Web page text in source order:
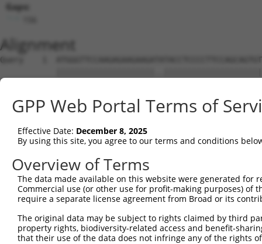
Gaps:
Alignment
Query    1  ATGGGTTCCAAGAGAAGAAGATATACCTCCCCTTCCAGCAGTGTCAGCGGGGACTTTGATGATGGGCACCATTC  74
            |||||||||||||||||||||..|||||||||||||||||||||||||||||||||||||||||||||||||||
Sbjct    1  ATGGGTTCCAAGAGAAGAAGAGCTACCTCCCCTTCCAGCAGTGTCAGCGGGGACTTTGATGATGGGCACCATTC  74

Query   75  TGTGTCAACACCAGGCCCAAGCAGGAAAAGGAGGAGACTTTCCAATCTTCCAACTGTAGATCCTATTGCCGTGT  148
            ||||||||||||||||||||||||||||||||||||||||||||||||||||||||||||||||||||||||||
Sbjct   75  TGTGTCAACACCAGGCCCAAGCAGGAAAAGGAGGAGACTTTCCAATCTTCCAACTGTAGATCCTATTGCCGTGT  148

Query  149  GCCATGAACTCTATAATACCATCCGAGACTATAAGGATGAACAGGGCAGACTTCTCTGTGAGCTCTTCATTAGG  222
            ||||||||||||||||||||||||||||||||||||||||||||||||||||||||||||||||||||||||||
Sbjct  149  GCCATGAACTCTATAATACCATCCGAGACTATAAGGATGAACAGGGCAGACTTCTCTGTGAGCTCTTCATTAGG  222

Query  223  GCACCAAAGCGAAGAAATCAACCAGACTATTATGAAGTGGTTTCTCAGCCCATTGACTTGATGAAAATCCAACA  296
            ||||||||||||||||||||||||||||||||||||||||||||||||||||||||||||||||||||||||||
Sbjct  223  GCACCAAAGCGAAGAAATCAACCAGACTATTATGAAGTGGTTTCTCAGCCCATTGACTTGATGAAAATCCAACA  296

Query  297  GAAACTAAAAATGGAAGAGTATGATGATGTTAATTTGCTGACTGCTGACTTCCAGCTTCTTTTTAACAATGCAA  370
            ||||||||||||||||||||||||||||||||||||||||||||||||||||||||||||||||||||||||||
Sbjct  297  GAAACTAAAAATGGAAGAGTATGATGATGTTAATTTGCTGACTGCTGACTTCCAGCTTCTTTTTAACAATGCAA  370

Query  371  AGTCCTATTATAAGCCAGATTCTCCTGAATATAAAGCCGCTTGCAAACTCTGGGATTTGTACCTTCGAACAAGA  444
            ||||||||||||||||||||||||||||||||||||||||||||||||||||||||||||||||||||||||||
Sbjct  371  AGTCCTATTATAAGCCAGATTCTCCTGAATATAAAGCCGCTTGCAAACTCTGGGATTTGTACCTTCGAACAAGA  444

Query  445  AATGAGTTTGTTCAGAAAGGAGAAGCAGATGACGAAGATGATGATGAAGATGGGCAAGACAATCAGGGCACAGT  518
            ||||||||||||||||||||||||||||||||||||||||||||||||||||||||||||||||||||||||||
Sbjct  445  AATGAGTTTGTTCAGAAAGGAGAAGCAGATGACGAAGATGATGATGAAGATGGGCAAGACAATCAGGGCACAGT  518

Query  519  GACTGAAGGATCTTCTCCAGCTTACTTGAAGGAGATCCTGGAGCAGCTTCTTGAAGCCATAGTTGTAGCTACAA  592
            ||||||||||||||||||||||||||||||||||||||||||||||||||||||||||||||||||||||||||
Sbjct  519  GACTGAAGGATCTTCTCCAGCTTACTTGAAGGAGATCCTGGAGCAGCTTCTTGAAGCCATAGTTGTAGCTACAA  592

Query  593  ATCCATCAGGACGTCTCATTAGCGAACTTTTTCAGAAACTGCCTTCTAAAGTGCAATATCCAGATTATTATGCA  666
            ||||||||||||||||||||||||||||||||||||||||||||||||||||||||||||||||||||||||||
Sbjct  593  ATCCATCAGGACGTCTCATTAGCGAACTTTTTCAGAAACTGCCTTCTAAAGTGCAATATCCAGATTATTATGCA  666

Query  667  ATAATTAAGGAGCCTATAGATCTCAAGACCATTGCCCAGAGGATACAGAATGGAAGCTACAAAAGTATTCATGC  740
            ||||||||||||||||||||||||||||||||||||||||||||||||||||||||||||||||||||||||||
Sbjct  667  ATAATTAAGGAGCCTATAGATCTCAAGACCATTGCCCAGAGGATACAGAATGGAAGCTACAAAAGTATTCATGC  740

Query  741  AATGGCCAAAGATATAGATCTCCTCGCAAAAAATGCCAAAACTTATAATGAGCCTGGCTCTCAAGTATTCAAGG  814
            ||||||||||||||||||||||||||||||||||||||||||||||||||||||||||||||||||||||||||
Sbjct  741  AATGGCCAAAGATATAGATCTCCTCGCAAAAAATGCCAAAACTTATAATGAGCCTGGCTCTCAAGTATTCAAGG  814

Query  815  ATGCAAATTCAATTAAAAAAATATTTTATATGAAAAAGGCTGAAATTGAACATCATGAAATGGCTAAGTCAAGT  888
            ||||||||||||||||||||||||||||||||||||||||||||||||||||||||||||||||||||||||||
Sbjct  815  ATGCAAATTCAATTAAAAAAATATTTTATATGAAAAAGGCTGAAATTGAACATCATGAAATGGCTAAGTCAAGT  888

Query  889  CTTCGAATGAGGACTCCATCCAACTTGGCTGCAGCCAGACTGACAGGTCCTTCACACAGTAAAGGCAGCCTTGG  962
            ||||||||||||||||||||||||||||||||||||||||||||||||||||||||||||||||||||||||||
Sbjct  889  CTTCGAATGAGGACTCCATCCAACTTGGCTGCAGCCAGACTGACAGGTCCTTCACACAGTAAAGGCAGCCTTGG  962

Query  963  TGAAGAGAGAAATCCCACTAGCAAGTATTACCGTAATAAAAGAGCAGTACAAGGAGGTCGTTTATCAGCAATTA  1036
            ||||||||||||||||||||||||||||||||||||||||||||||||||||||||||||||||||||||||||
Sbjct  963  TGAAGAGAGAAATCCCACTAGCAAGTATTACCGTAATAAAAGAGCAGTACAAGGAGGTCGTTTATCAGCAATTA  1036

Query 1037  CAATGGCACTTCAATATGGCTCAGAAAGTGAAGAAGATGCTGCTTTAGCTGCTGCACGCTATGAAGAGGGAGAG  1110
            ||||||||||||||||||||||||||||||||||||||||||||||||||||||||||||||||||||||||||
Sbjct 1037  CAATGGCACTTCAATATGGCTCAGAAAGTGAAGAAGATGCTGCTTTAGCTGCTGCACGCTATGAAGAGGGAGAG  1110

Query 1111  TCAGAAGCAGAAAGCATCACTTCCTTTATGGATGTTTCAAATCCTTTTTATCAGCTTTATGACACAGTTAGGAG  1184
            ||||||||||||||||||||||||||||||||||||||||||||||||||||||||||||||||||||||||||
Sbjct 1111  TCAGAAGCAGAAAGCATCACTTCCTTTATGGATGTTTCAAATCCTTTTTATCAGCTTTATGACACAGTTAGGAG  1184

Query 1185  TTGTCGGAATAACCAAGGGCAGCTAATAGCTGAACCTTTTTACCATTTGCCTTCAAAGAAAAAATACCCTGATT  1258
            ||||||||||||||||||||||||||||||||||||||||||||||||||||||||||||||||||||||||||
Sbjct 1185  TTGTCGGAATAACCAAGGGCAGCTAATAGCTGAACCTTTTTACCATTTGCCTTCAAAGAAAAAATACCCTGATT  1258

Query 1259  ATTACCAGCAAATTAAAATGCCCATATCACTACAACAGATCCGAACAAAACTGAAGAATCAAGAATATGAAACT  1332
            ||||||||||||||||||||||||||||||||||||||||||||||||||||||||||||||||||||||||||
Sbjct 1259  ATTACCAGCAAATTAAAATGCCCATATCACTACAACAGATCCGAACAAAACTGAAGAATCAAGAATATGAAACT  1332

Query 1333  TTAGATCATTTGGAGTGTGATCTGAATTTAATGTTTGAAAATGCCAAACGCTATAATGTGCCCAATTCAGCCAT  1406
            ||||||||||||||||||||||||||||||||||||||||||||||||||||||||||||||||||||||||||
Sbjct 1333  TTAGATCATTTGGAGTGTGATCTGAATTTAATGTTTGAAAATGCCAAACGCTATAATGTGCCCAATTCAGCCAT  1406

Query 1407  CTACAAGCGAGTTCTAAAATTGCAGCAAGTTATGCAGGCAAAGAAGAAAGAGCTTGCCAGGAGAGACGATATCG  1480
            ||||||||||||||||||||||||||||||||||||||||||||||||||||||||||||||||||||||||||
Sbjct 1407  CTACAAGCGAGTTCTAAAATTGCAGCAAGTTATGCAGGCAAAGAAGAAAGAGCTTGCCAGGAGAGACGATATCG  1480

Query 1481  AGGACGGAGACAGCATGATCTCTTCAGCCACCTCTGATACTGGTAGTGCCAAAAGAAAAAGGAACACTCATGAC  1554
            ||||||||||||||||||||||||||||||||||||||||||||||||||||||||||||||||||||||||||
Sbjct 1481  AGGACGGAGACAGCATGATCTCTTCAGCCACCTCTGATACTGGTAGTGCCAAAAGAAAAAGGAACACTCATGAC  1554

Query 1555  AGTGAGATGTTGGGTCTCAGGAGGCTATCCAGTAAAAAGAACATAAGAAAGCAGCGAATGAAAATCTTATTCAA  1628
            ||||||||||||||||||||||||||||||||||||||||||||||||||||||||||||||||||||||||||
Sbjct 1555  AGTGAGATGTTGGGTCTCAGGAGGCTATCCAGTAAAAAGAACATAAGAAAGCAGCGAATGAAAATCTTATTCAA  1628

Query 1629
GPP Web Portal Terms of
Effective Date: December 8, 2025
By using this site, you agree to our terms and conditions
Overview of Terms
The data made available on this website were generated
Commercial use (or other use for profit-making purposes) of
require a separate license agreement from Broad or its
The original data may be subject to rights claimed by third
property rights, biodiversity-related access and benefit-
that their use of the data does not infringe any of the rights